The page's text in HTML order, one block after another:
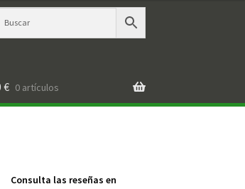
€ 0 artículos
Consulta las reseñas en